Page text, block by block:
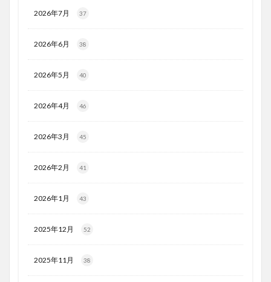
2026年7月 37
2026年6月 38
2026年5月 40
2026年4月 46
2026年3月 45
2026年2月 41
2026年1月 43
2025年12月 52
2025年11月 38